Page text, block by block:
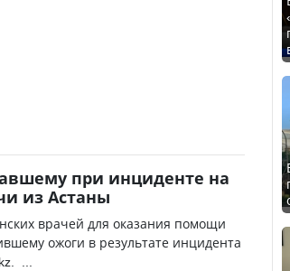
при инциденте на
из Астаны
врачей для оказания помощи
ожоги в результате инцидента
...